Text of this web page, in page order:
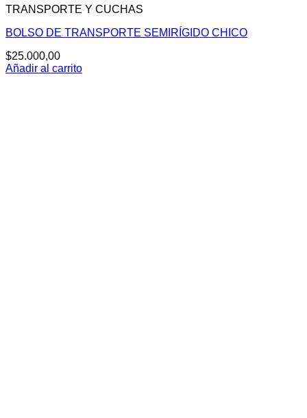
TRANSPORTE Y CUCHAS
BOLSO DE TRANSPORTE SEMIRÍGIDO CHICO
$25.000,00
Añadir al carrito